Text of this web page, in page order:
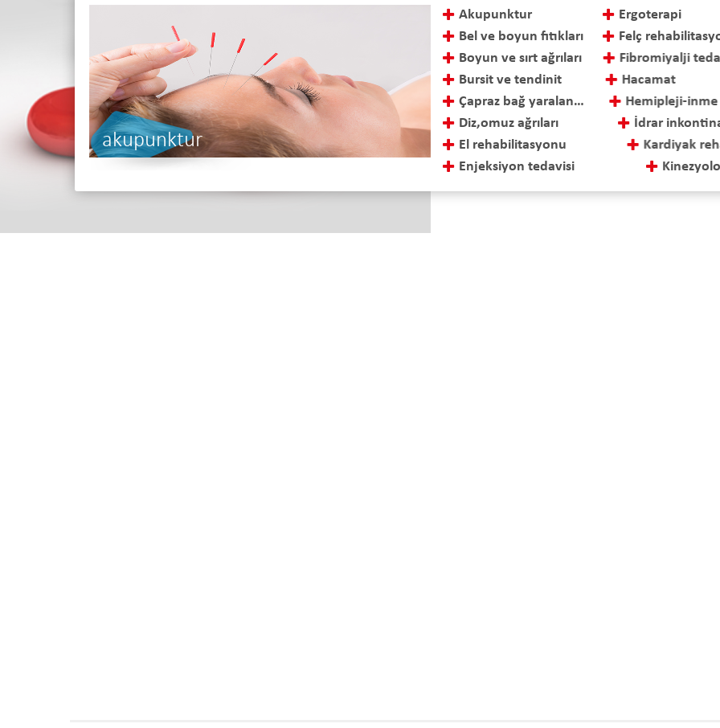
akupunktur
Akupunktur
Bel ve boyun fıtıkları
Boyun ve sırt ağrıları
Bursit ve tendinit
Çapraz bağ yaralanmaları ve tedavisi
Diz,omuz ağrıları
El rehabilitasyonu
Enjeksiyon tedavisi
Ergoterapi
Felç
Fibromiyalji
Hacamat
Hemipleji-inme
İdrar
Kardiyak
Kinezyolojik